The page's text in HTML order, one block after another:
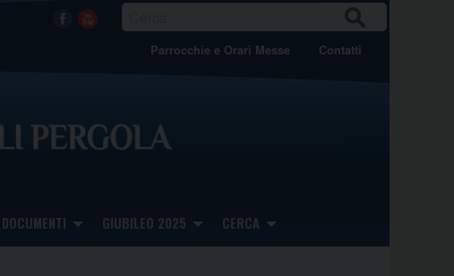
Facebook
Youtube CA
Parrocchie e Orari Messe Contatti
DOCUMENTI GIUBILEO 2025 CERCA